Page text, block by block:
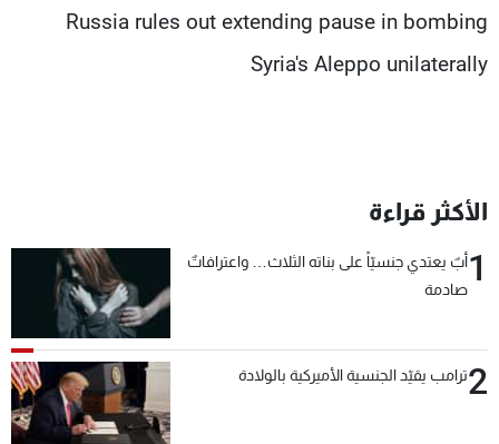
Russia rules out extending pause in bombing
Syria's Aleppo unilaterally
الأكثر قراءة
1أبٌ يعتدي جنسيّاً على بناته الثلاث… واعترافاتٌ
صادمة
2ترامب يقيّد الجنسية الأميركية بالولادة
سياسة الخصوصية